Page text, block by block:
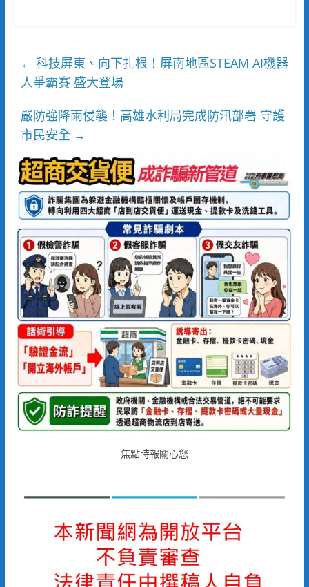
← 科技屏東、向下扎根！屏南地區STEAM AI機器
人爭霸賽 盛大登場
嚴防強降雨侵襲！高雄水利局完成防汛部署 守護
市民安全 →
焦點時報關心您